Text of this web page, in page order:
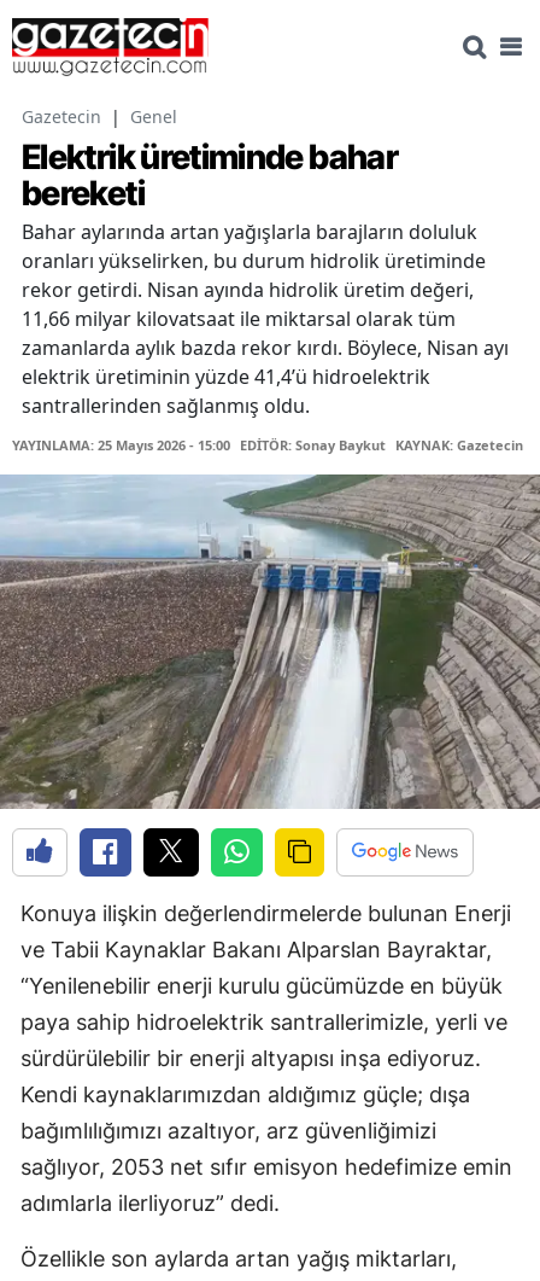
Gazetecin | Genel
Elektrik üretiminde bahar
bereketi
Bahar aylarında artan yağışlarla barajların doluluk
oranları yükselirken, bu durum hidrolik üretiminde
rekor getirdi. Nisan ayında hidrolik üretim değeri,
11,66 milyar kilovatsaat ile miktarsal olarak tüm
zamanlarda aylık bazda rekor kırdı. Böylece, Nisan ayı
elektrik üretiminin yüzde 41,4’ü hidroelektrik
santrallerinden sağlanmış oldu.
YAYINLAMA: 25 Mayıs 2026 - 15:00 EDİTÖR: Sonay Baykut KAYNAK: Gazetecin
Konuya ilişkin değerlendirmelerde bulunan Enerji
ve Tabii Kaynaklar Bakanı Alparslan Bayraktar,
“Yenilenebilir enerji kurulu gücümüzde en büyük
paya sahip hidroelektrik santrallerimizle, yerli ve
sürdürülebilir bir enerji altyapısı inşa ediyoruz.
Kendi kaynaklarımızdan aldığımız güçle; dışa
bağımlılığımızı azaltıyor, arz güvenliğimizi
sağlıyor, 2053 net sıfır emisyon hedefimize emin
adımlarla ilerliyoruz” dedi.
Özellikle son aylarda artan yağış miktarları,